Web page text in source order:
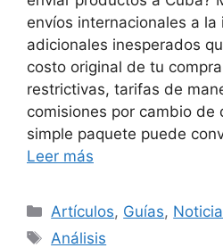
envíos internacionales a la
adicionales inesperados
costo original de tu
restrictivas, tarifas de
comisiones por cambio de
simple paquete puede
Leer más
Categorías
Artículos, Guías,
Etiquetas
Análisis